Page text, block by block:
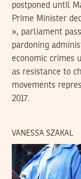
postponed until
Prime Minister
», parliament
pardoning
economic crimes
as resistance to
movements
2017.
VANESSA SZAKAL